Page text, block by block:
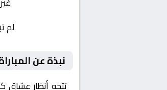
لم
نبذة عن
تتجه أنظار عشاق